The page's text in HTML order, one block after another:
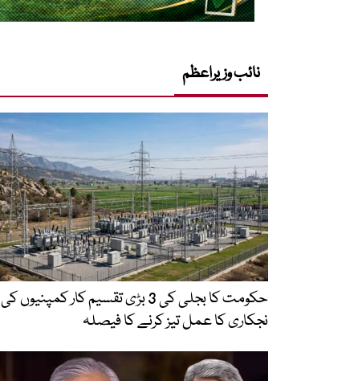
نائب وزیراعظم
حکومت کا بجلی کی 3 بڑی تقسیم کار کمپنیوں کی
نجکاری کا عمل تیز کرنے کا فیصلہ